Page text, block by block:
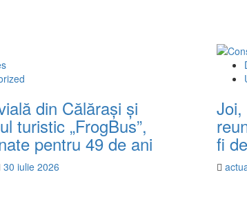
din Călărași și
turistic „FrogBus”,
pentru 49 de ani
30 iulie 2026
Joi,
fi